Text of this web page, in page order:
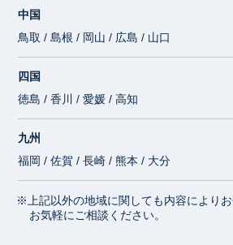
中国
鳥取 / 島根 / 岡山 / 広島 / 山口
四国
徳島 / 香川 / 愛媛 / 高知
九州
福岡 / 佐賀 / 長崎 / 熊本 / 大分
※上記以外の地域に関しても内容によりお
お気軽にご相談ください。